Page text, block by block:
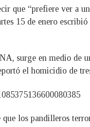
que “prefiere ver a
15 de enero
surge en medio de
el homicidio de
los pandilleros